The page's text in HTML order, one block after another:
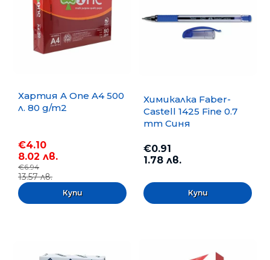
Хартия A One A4 500
л. 80 g/m2
€4.10
8.02 лв.
€6.94
13.57 лв.
Химикалка Faber-
Castell 1425 Fine 0.7
mm Синя
€0.91
1.78 лв.